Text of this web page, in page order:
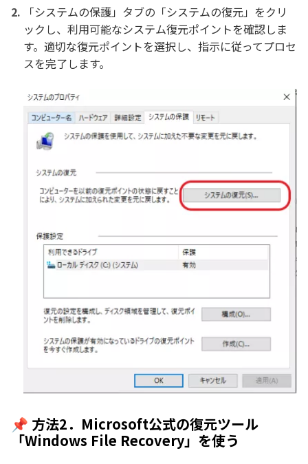
「システムの保護」タブの「システムの復元」をクリ
ックし、利用可能なシステム復元ポイントを確認しま
す。適切な復元ポイントを選択し、指示に従ってプロセ
スを完了します。
📌 方法2．Microsoft公式の復元ツール
「Windows File Recovery」を使う